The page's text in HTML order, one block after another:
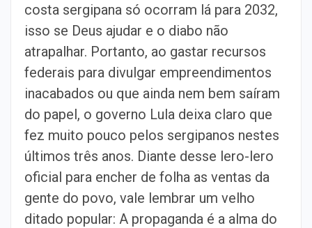
costa sergipana só ocorram lá para 2032,
isso se Deus ajudar e o diabo não
atrapalhar. Portanto, ao gastar recursos
federais para divulgar empreendimentos
inacabados ou que ainda nem bem saíram
do papel, o governo Lula deixa claro que
fez muito pouco pelos sergipanos nestes
últimos três anos. Diante desse lero-lero
oficial para encher de folha as ventas da
gente do povo, vale lembrar um velho
ditado popular: A propaganda é a alma do